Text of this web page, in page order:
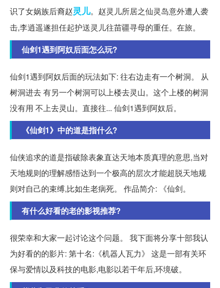
识了女娲族后裔赵灵儿。赵灵儿所居之仙灵岛意外遭人袭
击,李逍遥遂担任起护送灵儿往苗疆寻母的重任。在旅。
仙剑1遇到阿奴后面怎么玩?
仙剑1遇到阿奴后面的玩法如下: 往右边走有一个树洞。 从
树洞进去 有另一个树洞可以上楼去灵山。这个上楼的树洞
没有用 不上去灵山。直接往... 仙剑1遇到阿奴后。
《仙剑1》中的道是指什么?
仙侠追求的道是指破除表象直达天地本质真理的意思,当对
天地规则的理解感悟达到一个极高的层次才能超脱天地规
则对自己的束缚,比如生老病死。 作品简介: 《仙剑。
有什么好看的老的影视推荐?
很荣幸和大家一起讨论这个问题。 我下面将分享十部我认
为好看的的影片: 第十名:《机器人瓦力》 这是一部有关环
保与爱情以及科技的电影,电影以若干年后,环境破。